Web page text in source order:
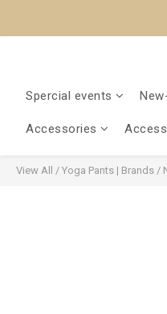
Spercial events
Accessories
View All / Yoga Pants | Brands /